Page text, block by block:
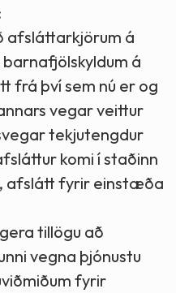
afsláttarkjörum á
á
frá því sem nú er og
vegar veittur
tekjutengdur
komi í staðinn
afslátt fyrir einstæða
tillögu að
vegna þjónustu
fyrir